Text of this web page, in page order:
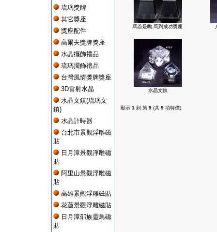
琉璃獎牌
其它獎座
獎座配件
高爾夫獎牌獎座
水晶擺飾禮品
琉璃擺飾禮品
台灣風情獎牌獎座
3D雷射水晶
水晶文鎮(琉璃文
鎮)
水晶計時器
台北市景觀浮雕磁
貼
日月潭景觀浮雕磁
貼
阿里山景觀浮雕磁
貼
高雄景觀浮雕磁貼
花蓮景觀浮雕磁貼
日月潭邵族靈鳥磁
貼
馬首是瞻,馬到成功獎座
水晶文鎮
顯示 1 到 第 9(共 9項特價)